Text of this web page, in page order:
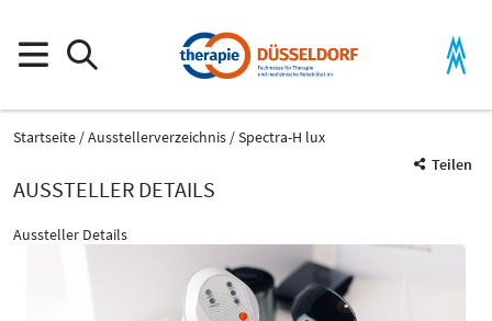
Startseite Ausstellerverzeichnis
Spectra-H lux
Teilen
AUSSTELLER DETAILS
Aussteller Details